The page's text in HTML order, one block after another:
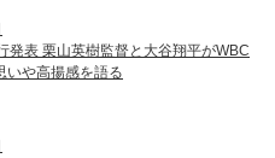
発表 栗山英樹監督と大谷翔平がWBC
いや高揚感を語る